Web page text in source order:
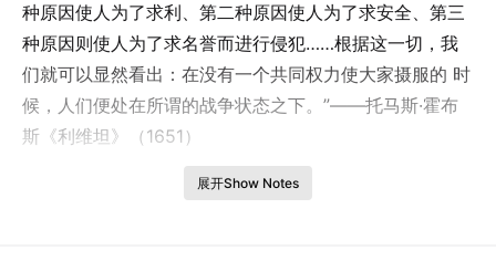
种原因使人为了求利、第二种原因使人为了求安全、第三
种原因则使人为了求名誉而进行侵犯……根据这一切，我
们就可以显然看出：在没有一个共同权力使大家摄服的 时
候，人们便处在所谓的战争状态之下。”——托马斯·霍布
斯《利维坦》（1651）
展开Show Notes